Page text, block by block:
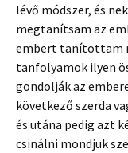
lévő módszer, és
megtanítsam az
embert tanítottam
tanfolyamok ilyen
gondolják az
következő szerda
és utána pedig azt
csinálni mondjuk